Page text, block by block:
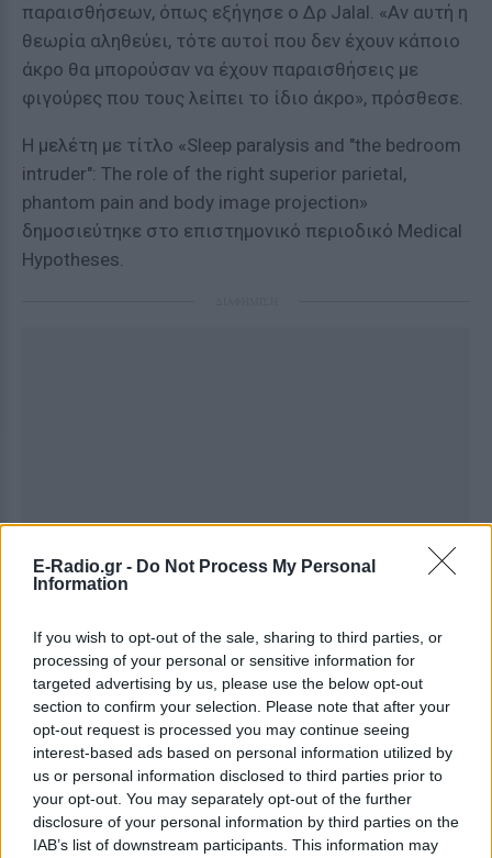
E-Radio.gr - Do Not Process My Personal
Information
If you wish to opt-out of the sale, sharing to third parties, or
processing of your personal or sensitive information for
targeted advertising by us, please use the below opt-out
section to confirm your selection. Please note that after your
opt-out request is processed you may continue seeing
interest-based ads based on personal information utilized by
us or personal information disclosed to third parties prior to
your opt-out. You may separately opt-out of the further
disclosure of your personal information by third parties on the
IAB’s list of downstream participants. This information may
παραισθήσεων, όπως εξήγησε ο Δρ Jalal. «Αν αυτή η
θεωρία αληθεύει, τότε αυτοί που δεν έχουν κάποιο
άκρο θα μπορούσαν να έχουν παραισθήσεις με
φιγούρες που τους λείπει το ίδιο άκρο», πρόσθεσε.
Η μελέτη με τίτλο «Sleep paralysis and "the bedroom
intruder": The role of the right superior parietal,
phantom pain and body image projection»
δημοσιεύτηκε στο επιστημονικό περιοδικό Medical
Hypotheses.
Ακολουθήστε το E-Radio.gr στο Google News
και μάθετε πρώτοιτα πιο hot νέα